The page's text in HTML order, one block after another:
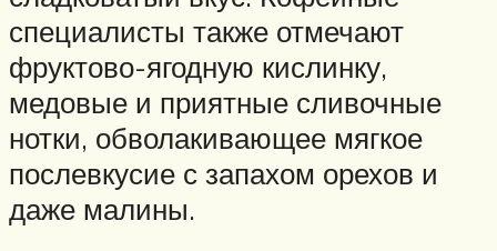
специалисты также отмечают
фруктово-ягодную кислинку,
медовые и приятные сливочные
нотки, обволакивающее мягкое
послевкусие с запахом орехов и
даже малины.